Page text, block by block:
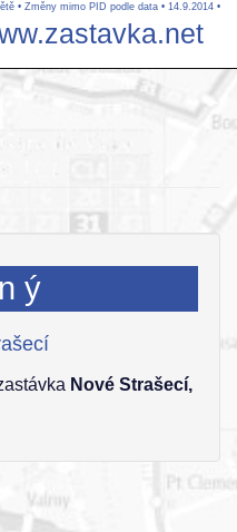
• Změny mimo PID podle data • 14.9.2014 •
Nové Strašecí,